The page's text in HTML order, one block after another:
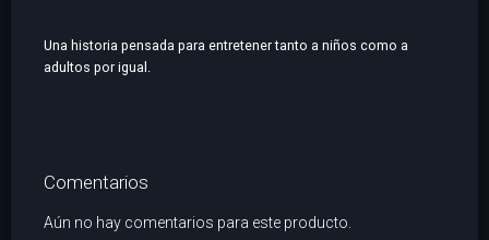
Una historia pensada para entretener tanto a niños como a
adultos por igual.
Comentarios
Aún no hay comentarios para este producto.